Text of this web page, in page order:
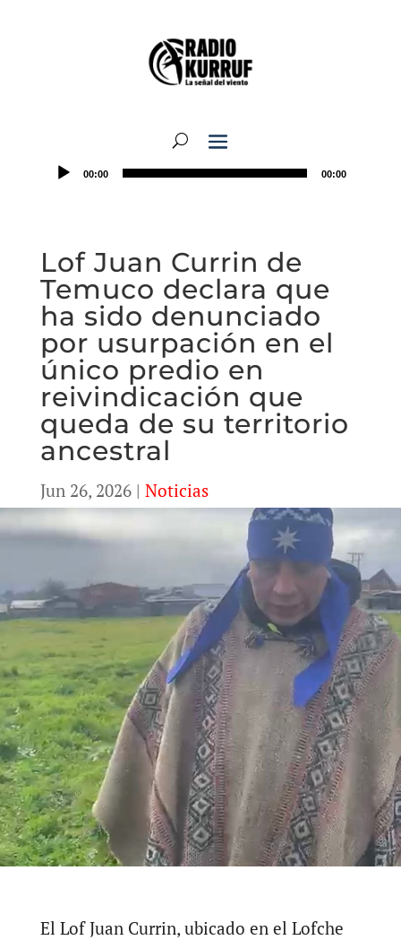
00:00 00:00
Lof Juan Currin de
Temuco declara que
ha sido denunciado
por usurpación en el
único predio en
reivindicación que
queda de su territorio
ancestral
Jun 26, 2026| Noticias
El Lof Juan Currin, ubicado en el Lofche